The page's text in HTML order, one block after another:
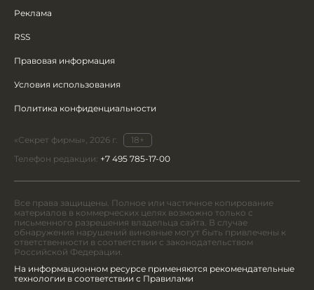
Реклама
RSS
Правовая информация
Условия использования
Политика конфиденциальности
«Секрет фирмы», 2026 г.
18+
Телефон редакции: +7 495 785-17-00
Все права защищены. Полное или частичное копирование
материалов в коммерческих целях возможно только с
письменного разрешения владельца сайта. В случае
обнаружения нарушений виновные могут быть привлечены к
ответственности в соответствии с законодательством
Российской Федерации.
На информационном ресурсе применяются рекомендательные
технологии в соответствии с Правилами